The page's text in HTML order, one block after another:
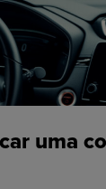
uma